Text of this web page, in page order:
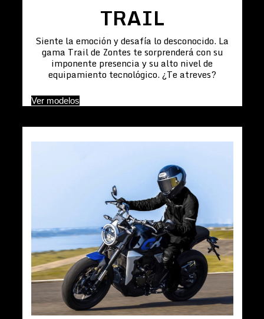
TRAIL
Siente la emoción y desafía lo desconocido. La
gama Trail de Zontes te sorprenderá con su
imponente presencia y su alto nivel de
equipamiento tecnológico. ¿Te atreves?
Ver modelos